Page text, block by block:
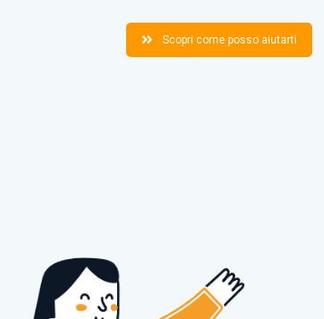
Scopri come posso aiutarti